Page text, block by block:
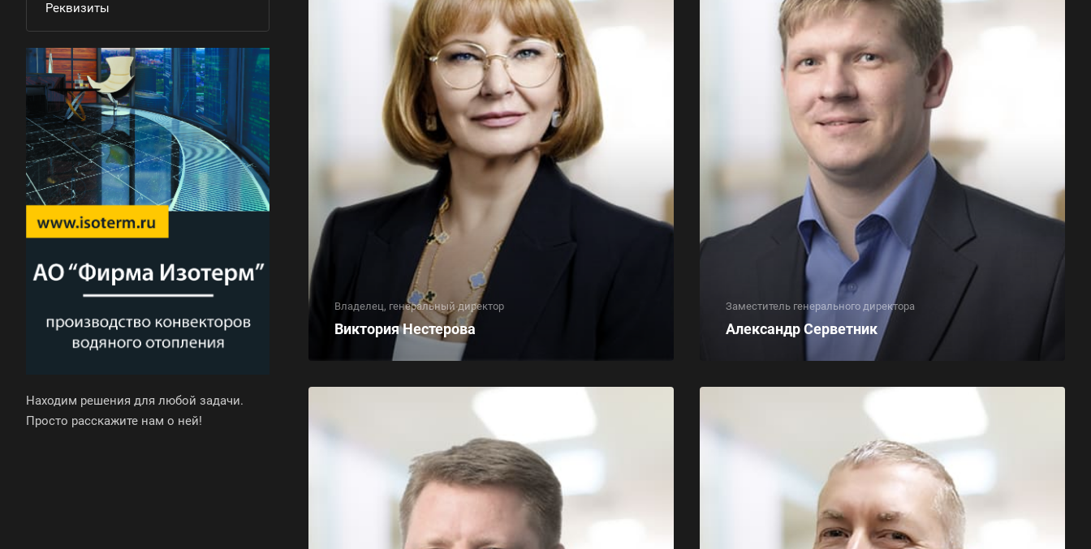
Владелец, генеральный директор
Виктория Нестерова
Заместитель генерального директора
Александр Серветник
Реквизиты
Находим решения для любой задачи.
Просто расскажите нам о ней!